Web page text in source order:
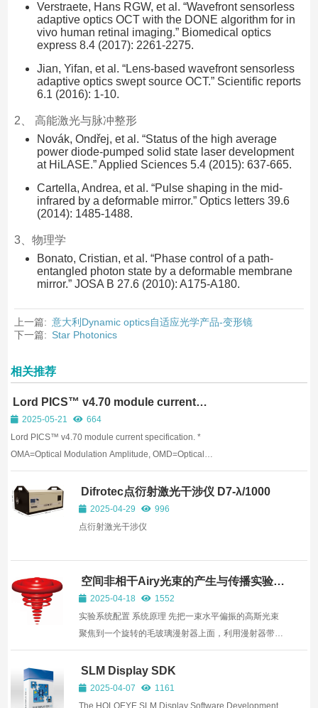
Verstraete, Hans RGW, et al. “Wavefront sensorless
adaptive optics OCT with the DONE algorithm for in
vivo human retinal imaging.” Biomedical optics
express 8.4 (2017): 2261-2275.
Jian, Yifan, et al. “Lens-based wavefront sensorless
adaptive optics swept source OCT.” Scientific reports
6.1 (2016): 1-10.
2、 高能激光与脉冲整形
Novák, Ondřej, et al. “Status of the high average
power diode-pumped solid state laser development
at HiLASE.” Applied Sciences 5.4 (2015): 637-665.
Cartella, Andrea, et al. “Pulse shaping in the mid-
infrared by a deformable mirror.” Optics letters 39.6
(2014): 1485-1488.
3、物理学
Bonato, Cristian, et al. “Phase control of a path-
entangled photon state by a deformable membrane
mirror.” JOSA B 27.6 (2010): A175-A180.
上一篇: 意大利Dynamic optics自适应光学产品-变形镜
下一篇: Star Photonics
相关推荐
Lord PICS™ v4.70 module current
specification
2025-05-21
664
Lord PICS™ v4.70 module current specification. *
OMA=Optical Modulation Amplitude, OMD=Optical
Modulation Depth
Difrotec点衍射激光干涉仪 D7-λ/1000
2025-04-29
996
点衍射激光干涉仪
空间非相干Airy光束的产生与传播实验系
统2025-04-18
1552
实验系统配置 系统原理 先把一束水平偏振的高斯光束
聚焦到一个旋转的毛玻璃漫射器上面，利用漫射器带来
的随机相位扰动来生成空间非相干光束。然后把非相干
光导入到空间光调制器的三次相位模板上，通过一个傅
里叶转换透镜在焦点的位置产生空间Airy非相干光束。
接着，...
SLM Display SDK
2025-04-07
1161